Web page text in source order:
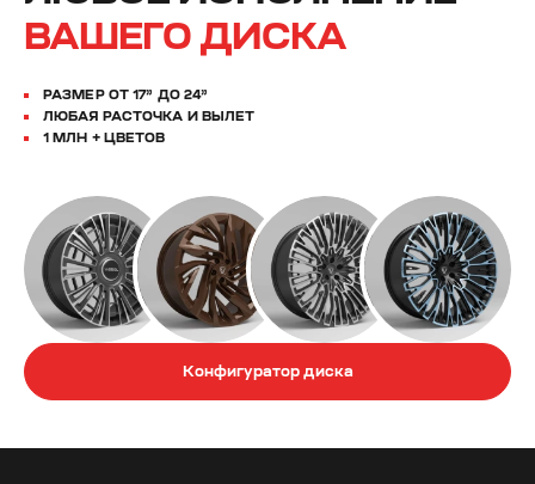
ВАШЕГО ДИСКА
РАЗМЕР ОТ 17” ДО 24”
ЛЮБАЯ РАСТОЧКА И ВЫЛЕТ
1 МЛН + ЦВЕТОВ
Конфигуратор диска